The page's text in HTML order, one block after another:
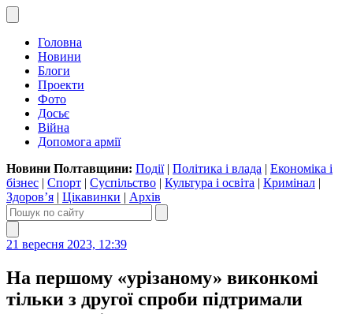
Головна
Новини
Блоги
Проекти
Фото
Досьє
Війна
Допомога армії
Новини Полтавщини: Події| Політика і влада | Економіка і
бізнес | Спорт | Суспільство | Культура і освіта | Кримінал |
Здоров’я | Цікавинки | Архів
21 вересня 2023, 12:39
На першому «урізаному» виконкомі
тільки з другої спроби підтримали